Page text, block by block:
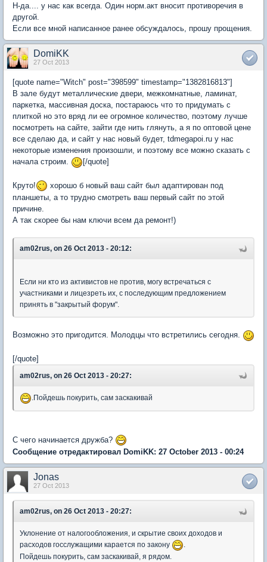
Н-да.... у нас как всегда. Один норм.акт вносит противоречия в
другой.
Если все мной написанное ранее обсуждалось, прошу прощения.
DomiKK
27 Oct 2013
[quote name="Witch" post="398599" timestamp="1382816813"]
В зале будут металлические двери, межкомнатные, ламинат,
паркетка, массивная доска, постараюсь что то придумать с
плиткой но это вряд ли ее огромное количество, поэтому лучше
посмотреть на сайте, зайти где нить глянуть, а я по оптовой цене
все сделаю да, и сайт у нас новый будет, tdmegapoi.ru у нас
некоторые изменения произошли, и поэтому все можно сказать с
начала строим.
[/quote]
Круто!
хорошо б новый ваш сайт был адаптирован под
планшеты, а то трудно смотреть ваш первый сайт по этой
причине.
А так скорее бы нам ключи всем да ремонт!)
am02rus, on 26 Oct 2013 - 20:12:
Если ни кто из активистов не против, могу встречаться с
участниками и лицезреть их, с последующим предложением
принять в "закрытый форум".
Возможно это пригодится. Молодцы что встретились сегодня.
[/quote]
am02rus, on 26 Oct 2013 - 20:27:
.Пойдешь покурить, сам заскакивай
С чего начинается дружба?
Сообщение отредактировал DomiKK: 27 October 2013 - 00:24
Jonas
27 Oct 2013
am02rus, on 26 Oct 2013 - 20:27:
Уклонение от налогообложения, и скрытие своих доходов и
расходов госслужащими карается по закону
.
Пойдешь покурить, сам заскакивай, я рядом.